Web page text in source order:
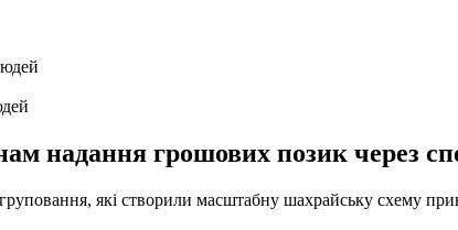
надання грошових позик через
які створили масштабну шахрайську схему